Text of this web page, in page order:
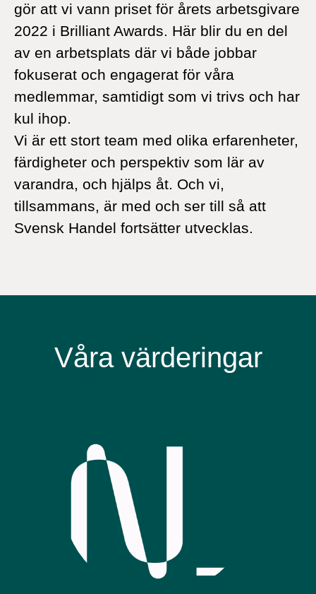
gör att vi vann priset för årets arbetsgivare
2022 i Brilliant Awards. Här blir du en del
av en arbetsplats där vi både jobbar
fokuserat och engagerat för våra
medlemmar, samtidigt som vi trivs och har
kul ihop.
Vi är ett stort team med olika erfarenheter,
färdigheter och perspektiv som lär av
varandra, och hjälps åt. Och vi,
tillsammans, är med och ser till så att
Svensk Handel fortsätter utvecklas.
Våra värderingar